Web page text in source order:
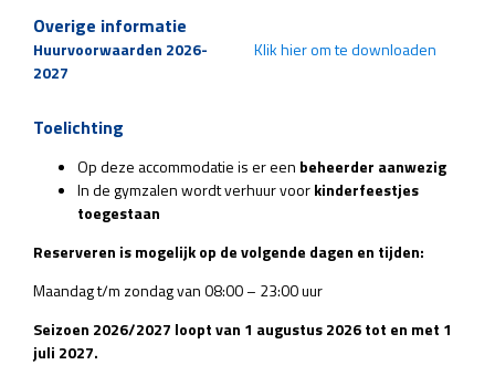
Overige informatie
Huurvoorwaarden 2026-
2027
Klik hier om te downloaden
Toelichting
Op deze accommodatie is er een beheerder aanwezig
In de gymzalen wordt verhuur voorkinderfeestjes
toegestaan
Reserveren is mogelijk op de volgende dagen en tijden:
Maandag t/m zondag van 08:00 – 23:00 uur
Seizoen 2026/2027 loopt van 1 augustus 2026 tot en met 1
juli 2027.